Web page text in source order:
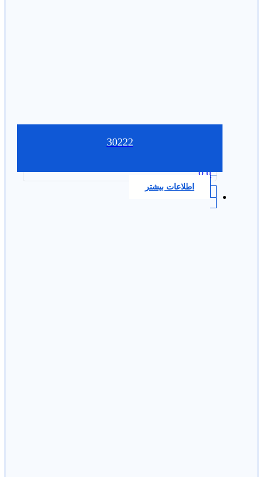
30222
0.0
اطلاعات بیشتر